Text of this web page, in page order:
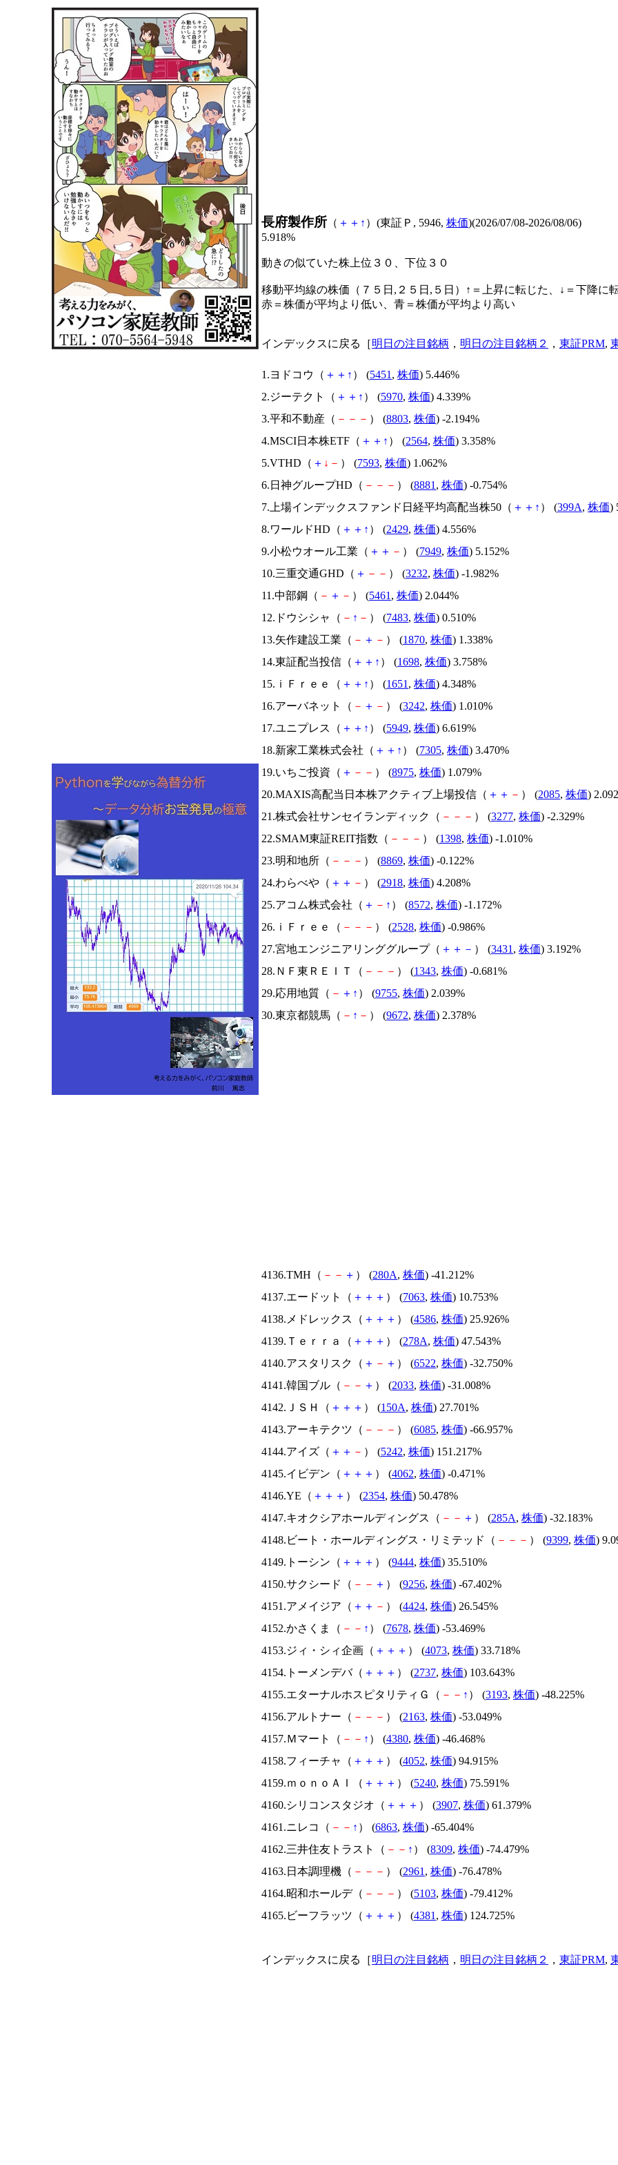
長府製作所 （ ＋ ＋ ↑ ）(東証Ｐ, 5946, 株価)(2026/07/08-2026/08/06)
5.918%
動きの似ていた株上位３０、下位３０
移動平均線の株価（７５日,２５日,５日）↑＝上昇に転じた、↓＝下降に
赤＝株価が平均より低い、青＝株価が平均より高い
インデックスに戻る［明日の注目銘柄 ， 明日の注目銘柄２ ， 東証PRM,
1.ヨドコウ（ ＋ ＋ ↑ ） (5451 , 株価) 5.446%
2.ジーテクト（ ＋ ＋ ↑ ） (5970, 株価) 4.339%
3.平和不動産（ － － － ） (8803, 株価) -2.194%
4.MSCI日本株ETF（ ＋ ＋ ↑ ） (2564, 株価) 3.358%
5.VTHD（ ＋ ↓ － ） (7593, 株価) 1.062%
6.日神グループHD（ － － － ） (8881 , 株価) -0.754%
7.上場インデックスファンド日経平均高配当株50（ ＋ ＋ ↑ ） (399A, 株価)
8.ワールドHD（ ＋ ＋ ↑ ） (2429, 株価) 4.556%
9.小松ウオール工業（ ＋ ＋ － ） (7949, 株価) 5.152%
10.三重交通GHD（ ＋ － － ） (3232, 株価) -1.982%
11.中部鋼（ － ＋ － ） (5461 , 株価) 2.044%
12.ドウシシャ（ － ↑ － ） (7483, 株価) 0.510%
13.矢作建設工業（ － ＋ － ） (1870, 株価) 1.338%
14.東証配当投信（ ＋ ＋ ↑ ） (1698, 株価) 3.758%
15.ｉＦｒｅｅ（ ＋ ＋ ↑ ） (1651 , 株価) 4.348%
16.アーバネット（ － ＋ － ） (3242, 株価) 1.010%
17.ユニプレス（ ＋ ＋ ↑ ） (5949, 株価) 6.619%
18.新家工業株式会社（ ＋ ＋ ↑ ） (7305, 株価) 3.470%
19.いちご投資（ ＋ － － ） (8975, 株価) 1.079%
20.MAXIS高配当日本株アクティブ上場投信（ ＋ ＋ － ） (2085, 株価)
21.株式会社サンセイランディック（ － － － ） (3277, 株価) -2.329%
22.SMAM東証REIT指数（ － － － ） (1398, 株価) -1.010%
23.明和地所（ － － － ） (8869, 株価) -0.122%
24.わらべや（ ＋ ＋ － ） (2918, 株価) 4.208%
25.アコム株式会社（ ＋ － ↑ ） (8572, 株価) -1.172%
26.ｉＦｒｅｅ（ － － － ） (2528, 株価) -0.986%
27.宮地エンジニアリンググループ（ ＋ ＋ － ） (3431 , 株価) 3.192%
28.ＮＦ東ＲＥＩＴ（ － － － ） (1343, 株価) -0.681%
29.応用地質（ － ＋ ↑ ） (9755, 株価) 2.039%
30.東京都競馬（ － ↑ － ） (9672, 株価) 2.378%
4136.TMH（ － － ＋ ） (280A, 株価) -41.212%
4137.エードット（ ＋ ＋ ＋ ） (7063, 株価) 10.753%
4138.メドレックス（ ＋ ＋ ＋ ） (4586, 株価) 25.926%
4139.Ｔｅｒｒａ（ ＋ ＋ ＋ ） (278A, 株価) 47.543%
4140.アスタリスク（ ＋ － ＋ ） (6522, 株価) -32.750%
4141.韓国ブル（ － － ＋ ） (2033, 株価) -31.008%
4142.ＪＳＨ（ ＋ ＋ ＋ ） (150A, 株価) 27.701%
4143.アーキテクツ（ － － － ） (6085, 株価) -66.957%
4144.アイズ（ ＋ ＋ － ） (5242, 株価) 151.217%
4145.イビデン（ ＋ ＋ ＋ ） (4062, 株価) -0.471%
4146.YE（ ＋ ＋ ＋ ） (2354, 株価) 50.478%
4147.キオクシアホールディングス（ － － ＋ ） (285A, 株価) -32.183%
4148.ビート・ホールディングス・リミテッド（ － － － ） (9399, 株価)
4149.トーシン（ ＋ ＋ ＋ ） (9444, 株価) 35.510%
4150.サクシード（ － － ＋ ） (9256, 株価) -67.402%
4151.アメイジア（ ＋ ＋ － ） (4424, 株価) 26.545%
4152.かさくま（ － － ↑ ） (7678, 株価) -53.469%
4153.ジィ・シィ企画（ ＋ ＋ ＋ ） (4073, 株価) 33.718%
4154.トーメンデバ（ ＋ ＋ ＋ ） (2737, 株価) 103.643%
4155.エターナルホスピタリティＧ（ － － ↑ ） (3193, 株価) -48.225%
4156.アルトナー（ － － － ） (2163, 株価) -53.049%
4157.Ｍマート（ － － ↑ ） (4380, 株価) -46.468%
4158.フィーチャ（ ＋ ＋ ＋ ） (4052, 株価) 94.915%
4159.ｍｏｎｏＡＩ（ ＋ ＋ ＋ ） (5240, 株価) 75.591%
4160.シリコンスタジオ（ ＋ ＋ ＋ ） (3907, 株価) 61.379%
4161.ニレコ（ － － ↑ ） (6863, 株価) -65.404%
4162.三井住友トラスト（ － － ↑ ） (8309, 株価) -74.479%
4163.日本調理機（ － － － ） (2961 , 株価) -76.478%
4164.昭和ホールデ（ － － － ） (5103, 株価) -79.412%
4165.ビーフラッツ（ ＋ ＋ ＋ ） (4381 , 株価) 124.725%
インデックスに戻る［明日の注目銘柄 ， 明日の注目銘柄２ ， 東証PRM,